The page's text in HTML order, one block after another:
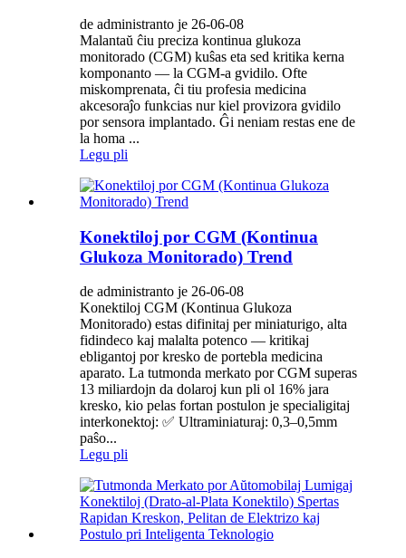
de administranto je 26-06-08
Malantaŭ ĉiu preciza kontinua glukoza
monitorado (CGM) kuŝas eta sed kritika kerna
komponanto — la CGM-a gvidilo. Ofte
miskomprenata, ĉi tiu profesia medicina
akcesoraĵo funkcias nur kiel provizora gvidilo
por sensora implantado. Ĝi neniam restas ene de
la homa ...
Legu pli
Konektiloj por CGM (Kontinua
Glukoza Monitorado) Trend
de administranto je 26-06-08
Konektiloj CGM (Kontinua Glukoza
Monitorado) estas difinitaj per miniaturigo, alta
fidindeco kaj malalta potenco — kritikaj
ebligantoj por kresko de portebla medicina
aparato. La tutmonda merkato por CGM superas
13 miliardojn da dolaroj kun pli ol 16% jara
kresko, kio pelas fortan postulon je specialigitaj
interkonektoj: ✅ Ultraminiaturaj: 0,3–0,5mm
paŝo...
Legu pli